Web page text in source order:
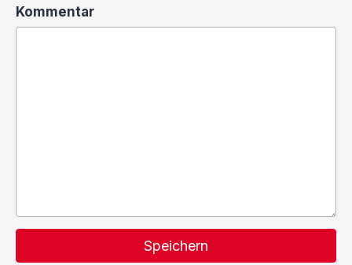
Kommentar
Speichern